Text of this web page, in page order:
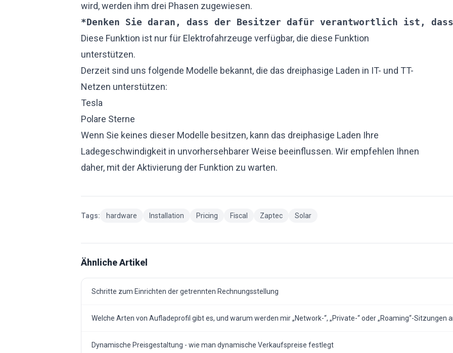
wird, werden ihm drei Phasen zugewiesen.
*Denken Sie daran, dass der Besitzer dafür verantwortlich ist,
Diese Funktion ist nur für Elektrofahrzeuge verfügbar, die diese Funktion
unterstützen.
Derzeit sind uns folgende Modelle bekannt, die das dreiphasige Laden in IT- und TT-
Netzen unterstützen:
Tesla
Polare Sterne
Wenn Sie keines dieser Modelle besitzen, kann das dreiphasige Laden Ihre
Ladegeschwindigkeit in unvorhersehbarer Weise beeinflussen. Wir empfehlen Ihnen
daher, mit der Aktivierung der Funktion zu warten.
Tags: hardware Installation Pricing Fiscal Zaptec Solar
Ähnliche Artikel
Schritte zum Einrichten der getrennten Rechnungsstellung
Welche Arten von Aufladeprofil gibt es, und warum werden mir „Network-“, „Private-“ oder „Roaming“-Sitzungen
Dynamische Preisgestaltung - wie man dynamische Verkaufspreise festlegt